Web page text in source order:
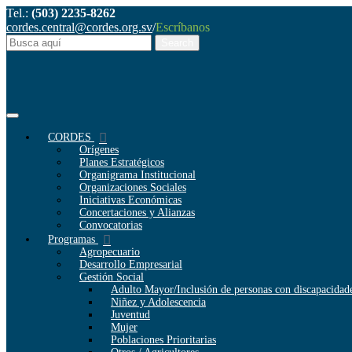
Tel.: (503) 2235-8262
cordes.central@cordes.org.sv/Escríbanos
CORDES
Orígenes
Planes Estratégicos
Organigrama Institucional
Organizaciones Sociales
Iniciativas Económicas
Concertaciones y Alianzas
Convocatorias
Programas
Agropecuario
Desarrollo Empresarial
Gestión Social
Adulto Mayor/Inclusión de personas con
Niñez y Adolescencia
Juventud
Mujer
Poblaciones Prioritarias